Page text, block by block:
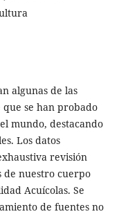
algunas de las
se han probado
mundo, destacando
Los datos
revisión
de nuestro cuerpo
Acuícolas. Se
de fuentes no